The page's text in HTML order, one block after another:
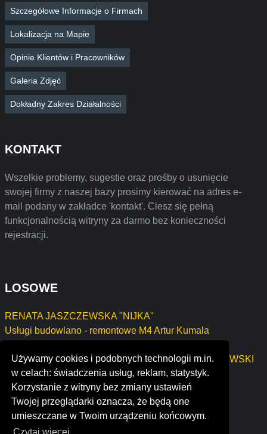
Używamy cookies i podobnych technologii m.in.
w celach: świadczenia usług, reklam, statystyk.
Korzystanie z witryny bez zmiany ustawień
Twojej przeglądarki oznacza, że będą one
umieszczane w Twoim urządzeniu końcowym.
Szczegółowe Informacje o Firmach
Lokalizacja na Mapie
Opinie Klientów i Pracowników
Galeria Zdjęć
Dokładny Zakres Działalności
KONTAKT
Wszelkie problemy, sugestie oraz prośby o usunięcie
swojej firmy z naszej bazy prosimy kierować na adres e-
mail podany w zakładce 'kontakt'. Ciesz się pełną
funkcjonalnością witryny za darmo bez konieczności
rejestracji.
LOSOWE
RENATA JASZCZEWSKA "NIJKA"
Usługi budowlano - remontowe M4 Artur Kumala
AGENCJA UBEZPIECZENIOWA KRZYSZTOF MILEWSKI
MILOO
tamboran resources pty ltd
the american catholic church in the united states